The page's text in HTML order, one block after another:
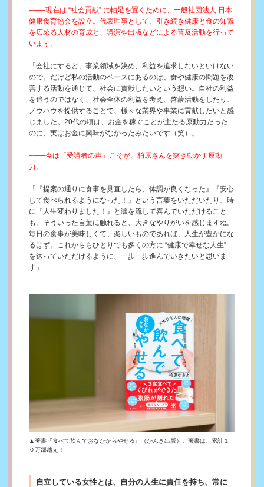
––––現在は “社会貢献” に軸足を置くために、一般社団法人 日本
健康食育協会を設立。代表理事として、引き続き健康と食の知識
を広める人材の育成と、講演や出版などによる普及活動を行って
います。
「会社にすると、事業領域を決め、利益を追求しないといけない
ので。だけど私の活動のベースにあるのは、食や健康の問題を改
善する活動を通じて、社会に貢献したいという想い。自社の利益
を追うのではなく、社会全体の利益を考え、啓蒙活動をしたり、
ノウハウを提供することで、様々な業界や事業に貢献したいと感
じました。20代の頃は、お金を稼ぐことが主たる原動力だった
のに、実はお金に興味がなかったみたいです（笑）」
––––今は「受講者の声」こそが、柏原さんを突き動かす原動
力。
「『提案の通りに食事を見直したら、体調が良くなった』『安心
して食べられるようになった！』という言葉をいただいたり、時
に『人生変わりました！』と涙を流して喜んでいただけること
も。そういった言葉に触れると、大きなやりがいを感じますね。
毎日の食事が美味しくて、楽しいものであれば、人生が豊かにな
るはず。これからもひとりでも多くの方に “健康で幸せな人生”
を送っていただけるように、一歩一歩進んでいきたいと思いま
す」
▲著書『食べて飲んでおなかからやせる』（かんき出版）。著書は、累計１
０万部越え！
自立している女性とは、自分の人生に責任を持ち、常に